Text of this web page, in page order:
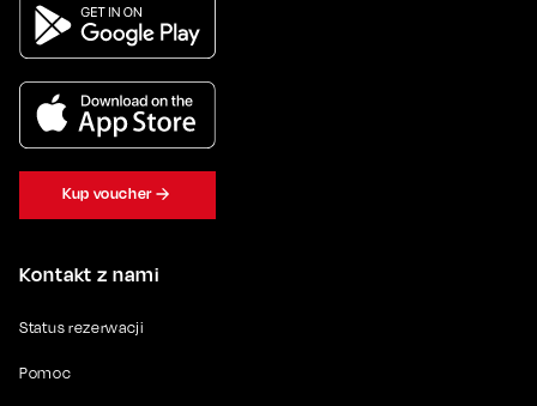
Kontakt z nami
Status rezerwacji
Pomoc
Kup voucher